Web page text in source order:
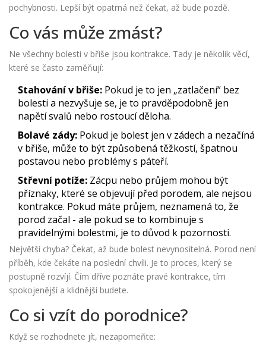
pochybnosti. Lepší být opatrná než čekat, až bude pozdě.
Co vás může zmást?
Ne všechny bolesti v břiše jsou kontrakce. Tady je několik věcí,
které se často zaměňují:
Stahování v břiše: Pokud je to jen „zatlačení“ bez
bolesti a nezvyšuje se, je to pravděpodobně jen
napětí svalů nebo rostoucí děloha.
Bolavé zády: Pokud je bolest jen v zádech a nezačíná
v břiše, může to být způsobená těžkostí, špatnou
postavou nebo problémy s páteří.
Střevní potíže: Zácpu nebo průjem mohou být
příznaky, které se objevují před porodem, ale nejsou
kontrakce. Pokud máte průjem, neznamená to, že
porod začal - ale pokud se to kombinuje s
pravidelnými bolestmi, je to důvod k pozornosti.
Největší chyba? Čekat, až bude bolest nevynositelná. Porod není
příběh, kde čekáte na poslední chvíli. Je to proces, který se
postupně rozvíjí. Čím dříve poznáte pravé kontrakce, tím
spokojenější a klidnější budete.
Co si vzít do porodnice?
Když se rozhodnete jít, nezapomeňte: